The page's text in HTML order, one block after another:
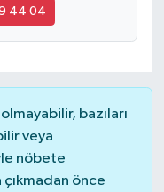
44 04
bazıları
veya
nöbete
önce